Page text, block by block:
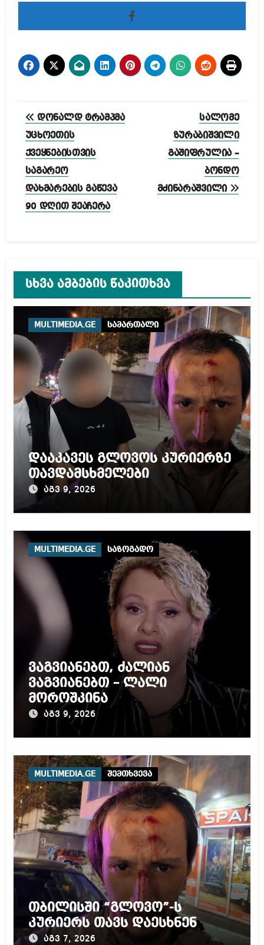
პოსტის
ნავიგაცია
დონალდ ტრამპმა
უცხოეთის
ქვეყნებისთვის
საგარეო
დახმარების გაწევა
90 დღით შეაჩერა
სალომე
ზურაბიშვილი
გაშიფრულია –
ბონდო
მძინარაშვილი
სხვა ამბების წაკითხვა
MULTIMEDIA.GE სამართალი
დააკავეს გლოვოს კურიერზე
თავდამსხმელები
აგვ 9, 2026
MULTIMEDIA.GE საზოგადო
ვაგვიანებთ, ძალიან
ვაგვიანებთ – ლალი
მოროშკინა
აგვ 9, 2026
MULTIMEDIA.GE შემთხვევა
თბილისში “გლოვო”-ს
კურიერს თავს დაესხნენ
აგვ 7, 2026